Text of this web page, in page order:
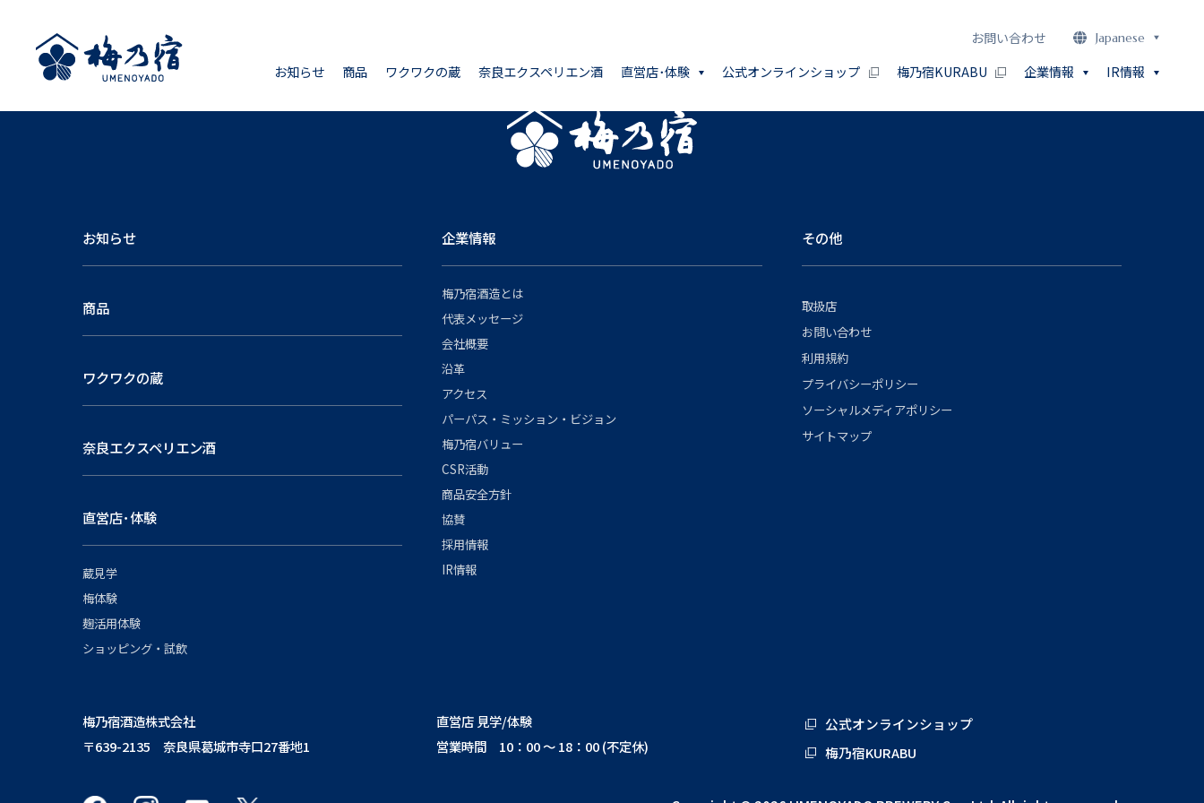
お問い合わせ Japanese
お知らせ 商品 ワクワクの蔵 奈良エクスペリエン酒 直営店･体験 公式オンラインショップ 梅乃宿KURABU 企業情報 IR情報
お知らせ
商品
ワクワクの蔵
奈良エクスペリエン酒
直営店･体験
蔵見学
梅体験
麹活用体験
ショッピング・試飲
企業情報
梅乃宿酒造とは
代表メッセージ
会社概要
沿革
アクセス
パーパス・ミッション・ビジョン
梅乃宿バリュー
CSR活動
商品安全方針
協賛
採用情報
IR情報
その他
取扱店
お問い合わせ
利用規約
プライバシーポリシー
ソーシャルメディアポリシー
サイトマップ
梅乃宿酒造株式会社
〒639-2135 奈良県葛城市寺口27番地1
直営店 見学/体験
営業時間 10：00 ～ 18：00 (不定休)
公式オンラインショップ
梅乃宿KURABU